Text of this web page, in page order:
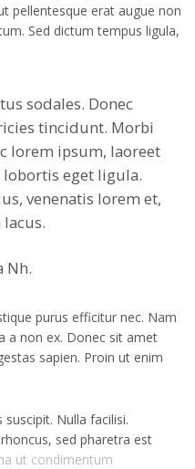
pellentesque erat augue non
Sed dictum tempus ligula,
sodales. Donec
tincidunt. Morbi
lorem ipsum, laoreet
eget ligula.
venenatis lorem et,
Nh.
purus efficitur nec. Nam
a non ex. Donec sit amet
sapien. Proin ut enim
Nulla facilisi.
sed pharetra est
ut condimentum